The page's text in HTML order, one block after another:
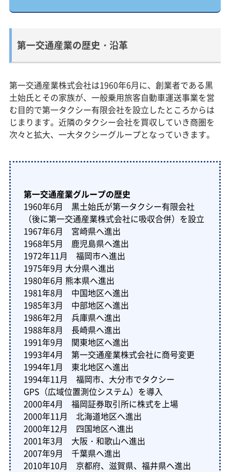
第一交通産業の歴史・沿革
第一交通産業株式会社は1960年6月に、創業者である黒
土始氏とその家族が、一般乗用旅客自動車運送事業を営
む目的で第一タクシー有限会社を設立したところからは
じまります。近隣のタクシー会社を買収していき商圏を
次々と拡大、一大タクシーグループとなっていきます。
第一交通産業グループの歴史
1960年6月 黒土始氏が第一タクシー有限会社
（後に第一交通産業株式会社に吸収合併）を設立
1967年6月 宮崎県へ進出
1968年5月 鹿児島県へ進出
1972年11月 福岡市へ進出
1975年9月 大分県へ進出
1980年6月 熊本県へ進出
1981年8月 中国地区へ進出
1985年3月 中部地区へ進出
1986年2月 兵庫県へ進出
1988年8月 長崎県へ進出
1991年9月 関東地区へ進出
1993年4月 第一交通産業株式会社に商号変更
1994年1月 東北地区へ進出
1994年11月 福岡市、大分市でタクシー
GPS（広域位置測位システム）を導入
2000年4月 福岡証券取引所に株式を上場
2000年11月 北海道地区へ進出
2000年12月 四国地区へ進出
2001年3月 大阪・和歌山へ進出
2007年9月 千葉県へ進出
2010年10月 京都府、滋賀県、福井県へ進出